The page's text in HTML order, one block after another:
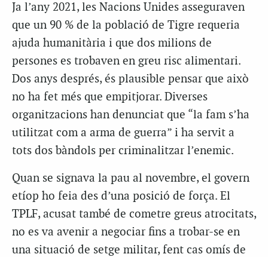
Ja l’any 2021, les Nacions Unides asseguraven
que un 90 % de la població de Tigre requeria
ajuda humanitària i que dos milions de
persones es trobaven en greu risc alimentari.
Dos anys després, és plausible pensar que això
no ha fet més que empitjorar. Diverses
organitzacions han denunciat que “la fam s’ha
utilitzat com a arma de guerra” i ha servit a
tots dos bàndols per criminalitzar l’enemic.
Quan se signava la pau al novembre, el govern
etíop ho feia des d’una posició de força. El
TPLF, acusat també de cometre greus atrocitats,
no es va avenir a negociar fins a trobar-se en
una situació de setge militar, fent cas omís de